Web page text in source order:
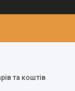
та коштів